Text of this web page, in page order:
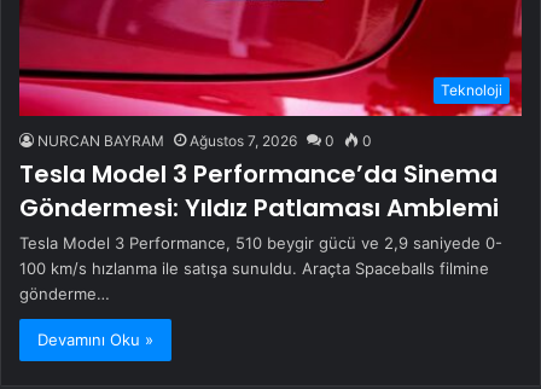
Teknoloji
NURCAN BAYRAM Ağustos 7, 2026 0 0
Tesla Model 3 Performance’da Sinema
Göndermesi: Yıldız Patlaması Amblemi
Tesla Model 3 Performance, 510 beygir gücü ve 2,9 saniyede 0-
100 km/s hızlanma ile satışa sunuldu. Araçta Spaceballs filmine
gönderme…
Devamını Oku »